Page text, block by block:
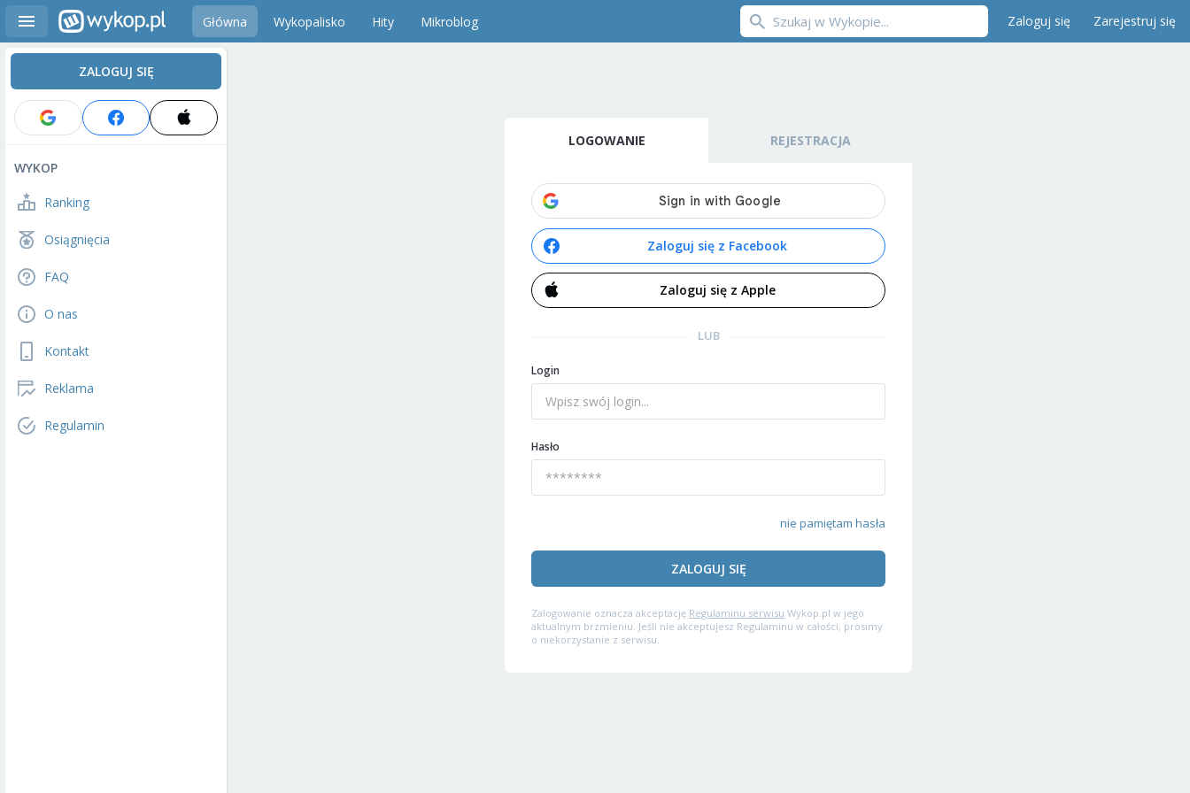
Główna Wykopalisko Hity Mikroblog Zaloguj się Zarejestruj się
ZALOGUJ SIĘ
WYKOP
Ranking
Osiągnięcia
FAQ
O nas
Kontakt
Reklama
Regulamin
LOGOWANIE REJESTRACJA
Zaloguj się z Facebook
Zaloguj się z Apple
LUB
Login
Hasło
nie pamiętam hasła
ZALOGUJ SIĘ
Zalogowanie oznacza akceptację Regulaminu serwisu Wykop.pl w jego
aktualnym brzmieniu. Jeśli nie akceptujesz Regulaminu w całości, prosimy
o niekorzystanie z serwisu.